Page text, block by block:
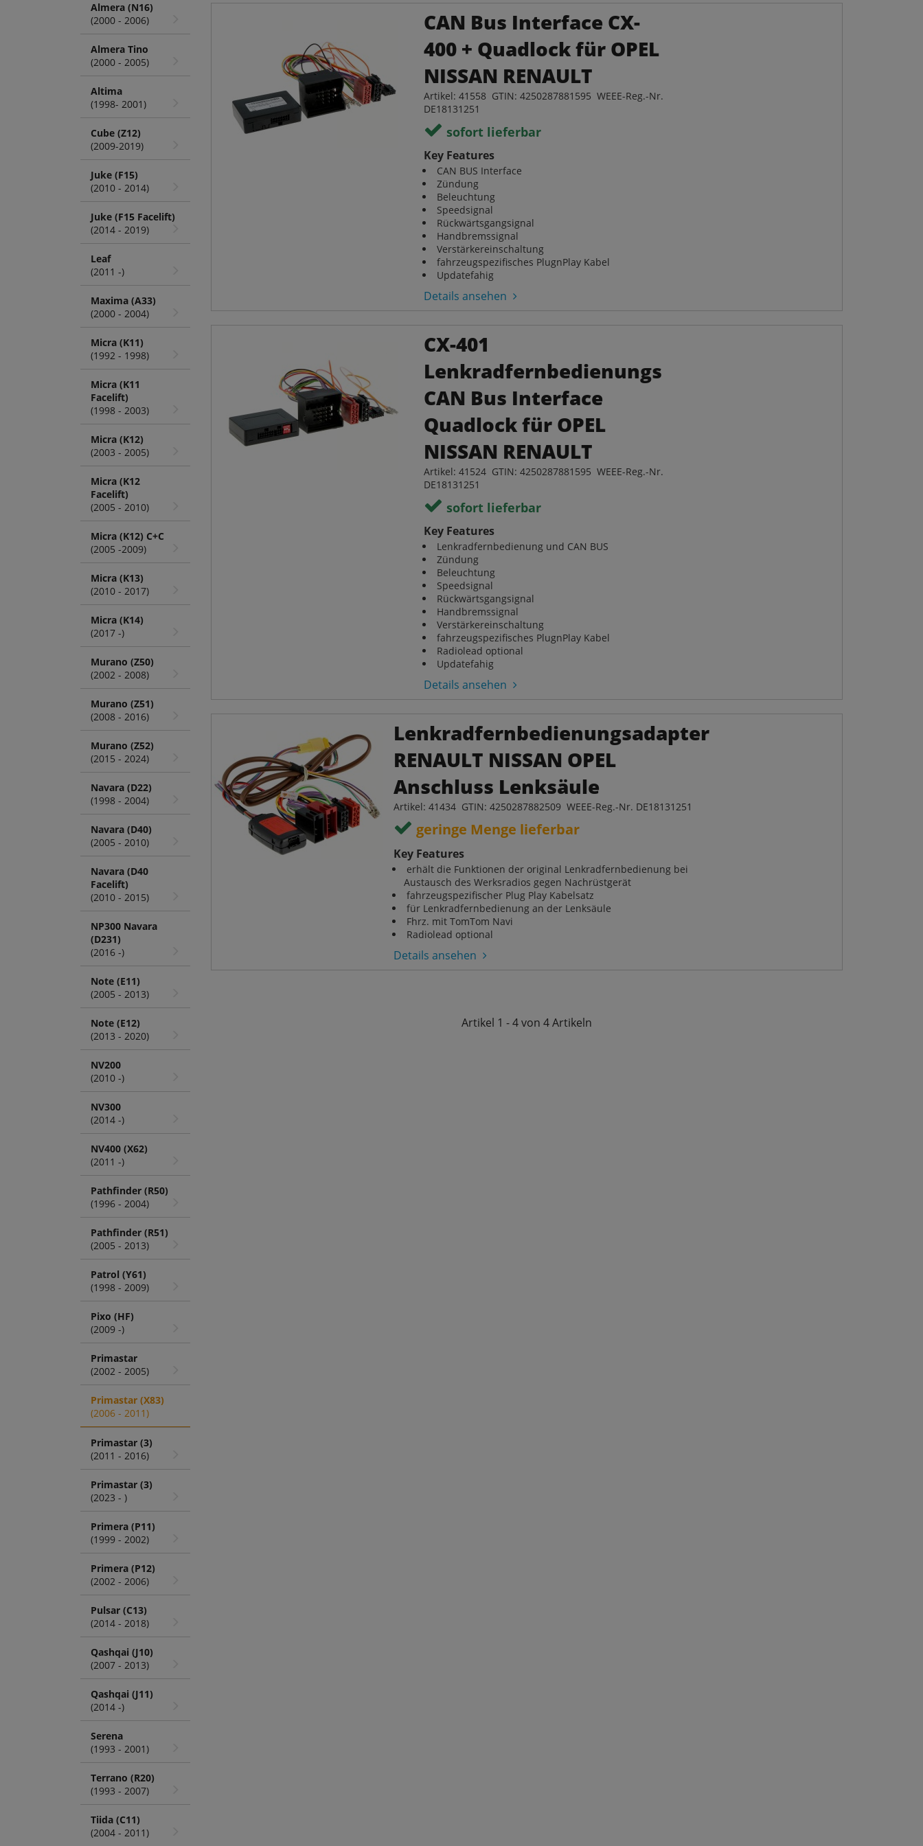
Almera (N16)
(2000 - 2006)
Almera Tino
(2000 - 2005)
Altima
(1998- 2001)
Cube (Z12)
(2009-2019)
Juke (F15)
(2010 - 2014)
Juke (F15 Facelift)
(2014 - 2019)
Leaf
(2011 -)
Maxima (A33)
(2000 - 2004)
Micra (K11)
(1992 - 1998)
Micra (K11
Facelift)
(1998 - 2003)
Micra (K12)
(2003 - 2005)
Micra (K12
Facelift)
(2005 - 2010)
Micra (K12) C+C
(2005 -2009)
Micra (K13)
(2010 - 2017)
Micra (K14)
(2017 -)
Murano (Z50)
(2002 - 2008)
Murano (Z51)
(2008 - 2016)
Murano (Z52)
(2015 - 2024)
Navara (D22)
(1998 - 2004)
Navara (D40)
(2005 - 2010)
Navara (D40
Facelift)
(2010 - 2015)
NP300 Navara
(D231)
(2016 -)
Note (E11)
(2005 - 2013)
Note (E12)
(2013 - 2020)
NV200
(2010 -)
NV300
(2014 -)
NV400 (X62)
(2011 -)
Pathfinder (R50)
(1996 - 2004)
Pathfinder (R51)
(2005 - 2013)
Patrol (Y61)
(1998 - 2009)
Pixo (HF)
(2009 -)
Primastar
(2002 - 2005)
Primastar (X83)
(2006 - 2011)
Primastar (3)
(2011 - 2016)
Primastar (3)
(2023 - )
Primera (P11)
(1999 - 2002)
Primera (P12)
(2002 - 2006)
Pulsar (C13)
(2014 - 2018)
Qashqai (J10)
(2007 - 2013)
Qashqai (J11)
(2014 -)
Serena
(1993 - 2001)
Terrano (R20)
(1993 - 2007)
Tiida (C11)
(2004 - 2011)
CAN Bus Interface CX-
400 + Quadlock für OPEL
NISSAN RENAULT
Artikel: 41558 GTIN: 4250287881595 WEEE-Reg.-Nr.
DE18131251
sofort lieferbar
Key Features
CAN BUS Interface
Zündung
Beleuchtung
Speedsignal
Rückwärtsgangsignal
Handbremssignal
Verstärkereinschaltung
fahrzeugspezifisches PlugnPlay Kabel
Updatefahig
Details ansehen
CX-401
Lenkradfernbedienungs
CAN Bus Interface
Quadlock für OPEL
NISSAN RENAULT
Artikel: 41524 GTIN: 4250287881595 WEEE-Reg.-Nr.
DE18131251
sofort lieferbar
Key Features
Lenkradfernbedienung und CAN BUS
Zündung
Beleuchtung
Speedsignal
Rückwärtsgangsignal
Handbremssignal
Verstärkereinschaltung
fahrzeugspezifisches PlugnPlay Kabel
Radiolead optional
Updatefahig
Details ansehen
Lenkradfernbedienungsadapter
RENAULT NISSAN OPEL
Anschluss Lenksäule
Artikel: 41434 GTIN: 4250287882509 WEEE-Reg.-Nr. DE18131251
geringe Menge lieferbar
Key Features
erhält die Funktionen der original Lenkradfernbedienung bei
Austausch des Werksradios gegen Nachrüstgerät
fahrzeugspezifischer Plug Play Kabelsatz
für Lenkradfernbedienung an der Lenksäule
Fhrz. mit TomTom Navi
Radiolead optional
Details ansehen
Artikel 1 - 4 von 4Artikeln